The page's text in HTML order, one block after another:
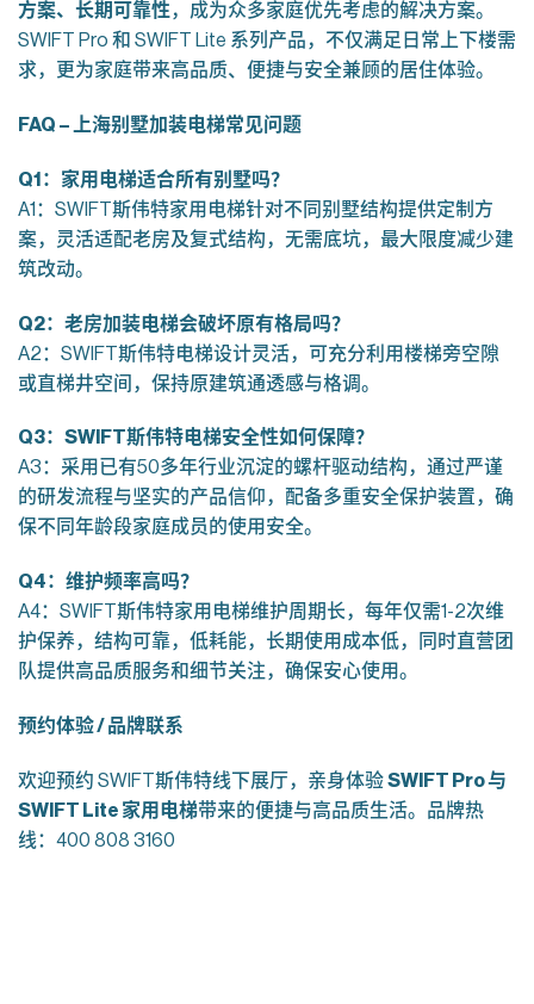
方案、长期可靠性，成为众多家庭优先考虑的解决方案。
SWIFT Pro 和 SWIFT Lite 系列产品，不仅满足日常上下楼需
求，更为家庭带来高品质、便捷与安全兼顾的居住体验。
FAQ – 上海别墅加装电梯常见问题
Q1 ：家用电梯适合所有别墅吗？
A1：SWIFT斯伟特家用电梯针对不同别墅结构提供定制方
案，灵活适配老房及复式结构，无需底坑，最大限度减少建
筑改动。
Q2：老房加装电梯会破坏原有格局吗？
A2：SWIFT斯伟特电梯设计灵活，可充分利用楼梯旁空隙
或直梯井空间，保持原建筑通透感与格调。
Q3：SWIFT斯伟特电梯安全性如何保障？
A3：采用已有50多年行业沉淀的螺杆驱动结构，通过严谨
的研发流程与坚实的产品信仰，配备多重安全保护装置，确
保不同年龄段家庭成员的使用安全。
Q4：维护频率高吗？
A4：SWIFT斯伟特家用电梯维护周期长，每年仅需1-2次维
护保养，结构可靠，低耗能，长期使用成本低，同时直营团
队提供高品质服务和细节关注，确保安心使用。
预约体验 /品牌联系
欢迎预约 SWIFT斯伟特线下展厅，亲身体验SWIFT Pro与
SWIFT Lite 家用电梯带来的便捷与高品质生活。品牌热
线：400 808 3160